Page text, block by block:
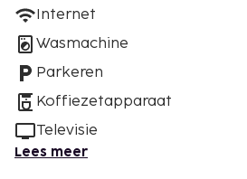
Internet
Wasmachine
Parkeren
Koffiezetapparaat
Televisie
Lees meer